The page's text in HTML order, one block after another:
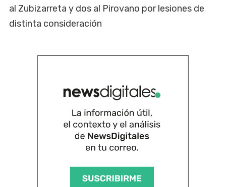
al Zubizarreta y dos al Pirovano por lesiones de
distinta consideración